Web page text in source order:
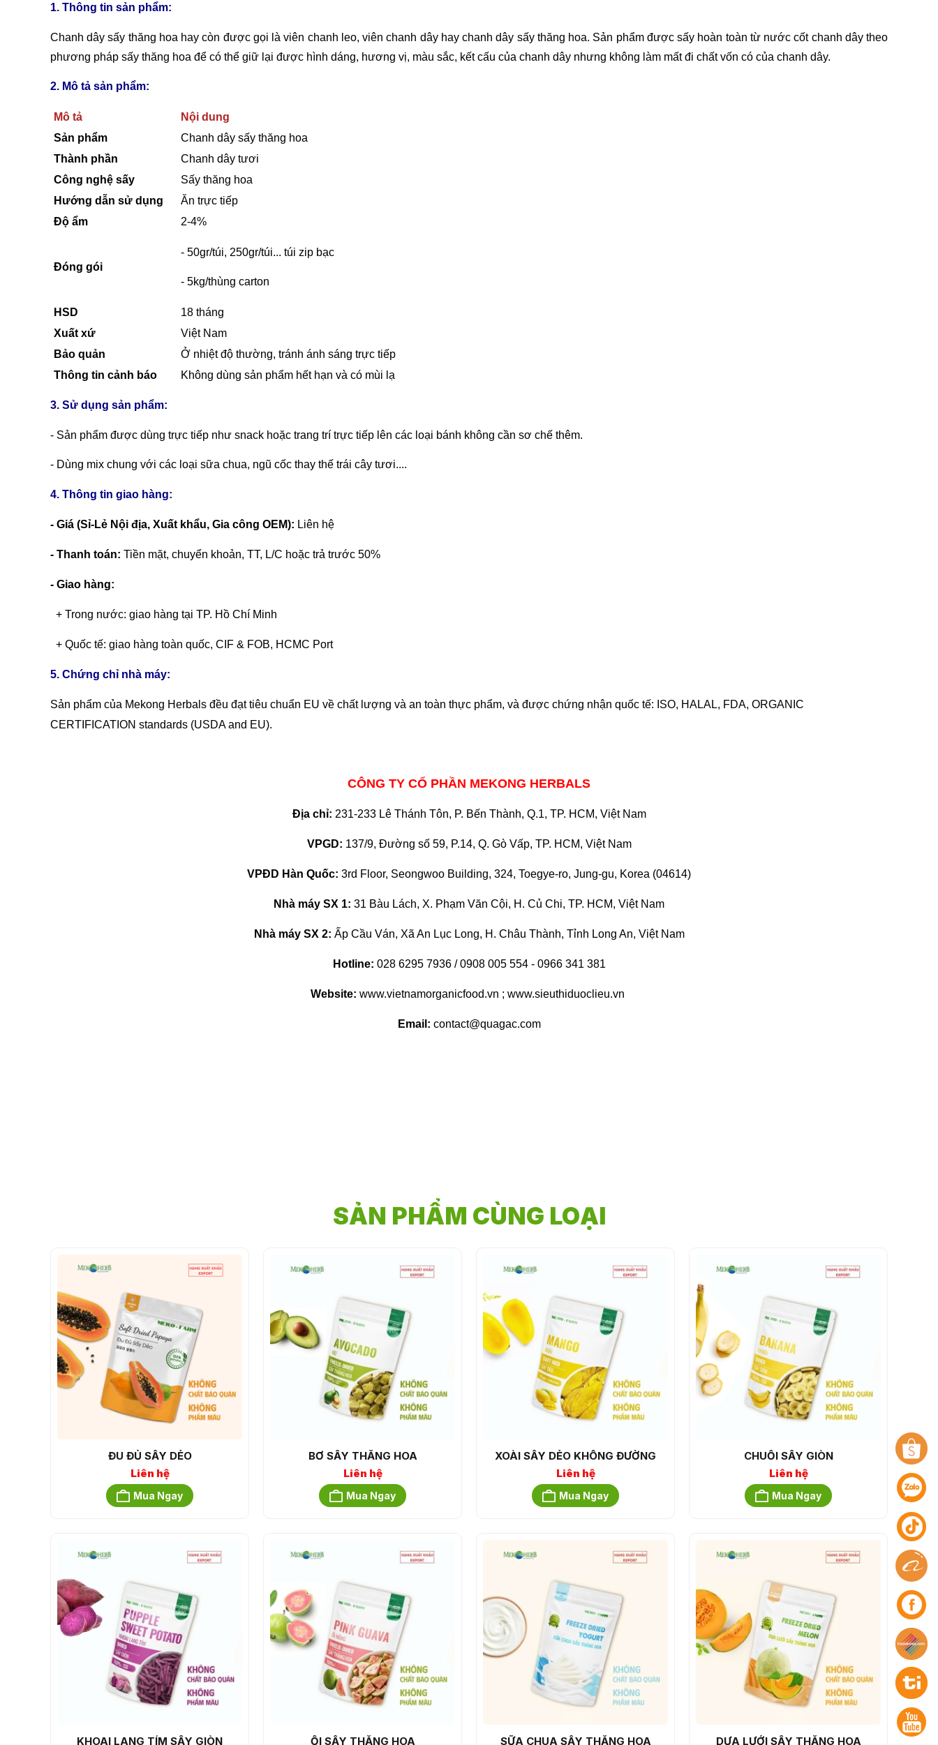
1. Thông tin sản phẩm:
Chanh dây sấy thăng hoa hay còn được gọi là viên chanh leo, viên chanh dây hay chanh dây sấy thăng hoa. Sản phẩm được sấy hoàn toàn từ nước cốt chanh dây theo
phương pháp sấy thăng hoa để có thể giữ lại được hình dáng, hương vị, màu sắc, kết cấu của chanh dây nhưng không làm mất đi chất vốn có của chanh dây.
2. Mô tả sản phẩm:
Mô tả
Nội dung
Sản phẩm
Chanh dây sấy thăng hoa
Thành phần
Chanh dây tươi
Công nghệ sấy
Sấy thăng hoa
Hướng dẫn sử dụng
Ăn trực tiếp
Độ ẩm
2-4%
Đóng gói
- 50gr/túi, 250gr/túi... túi zip bạc
- 5kg/thùng carton
HSD
18 tháng
Xuất xứ
Việt Nam
Bảo quản
Ở nhiệt độ thường, tránh ánh sáng trực tiếp
Thông tin cảnh báo
Không dùng sản phẩm hết hạn và có mùi lạ
3. Sử dụng sản phẩm:
- Sản phẩm được dùng trực tiếp như snack hoặc trang trí trực tiếp lên các loại bánh không cần sơ chế thêm.
- Dùng mix chung với các loại sữa chua, ngũ cốc thay thế trái cây tươi....
4. Thông tin giao hàng:
- Giá (Sỉ-Lẻ Nội địa, Xuất khẩu, Gia công OEM): Liên hệ
- Thanh toán: Tiền mặt, chuyển khoản, TT, L/C hoặc trả trước 50%
- Giao hàng:
+ Trong nước: giao hàng tại TP. Hồ Chí Minh
+ Quốc tế: giao hàng toàn quốc, CIF & FOB, HCMC Port
5. Chứng chỉ nhà máy:
Sản phẩm của Mekong Herbals đều đạt tiêu chuẩn EU về chất lượng và an toàn thực phẩm, và được chứng nhận quốc tế: ISO, HALAL, FDA, ORGANIC
CERTIFICATION standards (USDA and EU).
CÔNG TY CỔ PHẦN MEKONG HERBALS
Địa chỉ: 231-233 Lê Thánh Tôn, P. Bến Thành, Q.1, TP. HCM, Việt Nam
VPGD: 137/9, Đường số 59, P.14, Q. Gò Vấp, TP. HCM, Việt Nam
VPĐD Hàn Quốc: 3rd Floor, Seongwoo Building, 324, Toegye-ro, Jung-gu, Korea (04614)
Nhà máy SX 1: 31 Bàu Lách, X. Phạm Văn Cội, H. Củ Chi, TP. HCM, Việt Nam
Nhà máy SX 2: Ấp Cầu Ván, Xã An Lục Long, H. Châu Thành, Tỉnh Long An, Việt Nam
Hotline: 028 6295 7936 / 0908 005 554 - 0966 341 381
Website: www.vietnamorganicfood.vn ; www.sieuthiduoclieu.vn
Email: contact@quagac.com
SẢN PHẨM CÙNG LOẠI
ĐU ĐỦ SẤY DẺO
Liên hệ
Mua Ngay
BƠ SẤY THĂNG HOA
Liên hệ
Mua Ngay
XOÀI SẤY DẺO KHÔNG ĐƯỜNG
Liên hệ
Mua Ngay
CHUỐI SẤY GIÒN
Liên hệ
Mua Ngay
KHOAI LANG TÍM SẤY GIÒN ỔI SẤY THĂNG HOA SỮA CHUA SẤY THĂNG HOA DƯA LƯỚI SẤY THĂNG HOA